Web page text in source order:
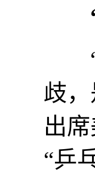
“
歧
出
“乒